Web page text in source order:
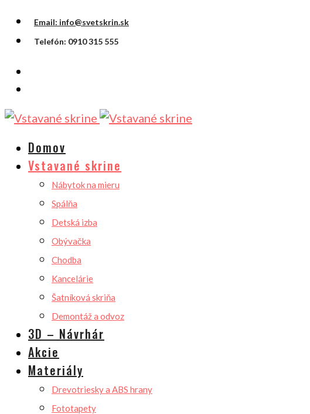
Email: info@svetskrin.sk
Telefón: 0910 315 555
Domov
Vstavané skrine
Nábytok na mieru
Spálňa
Detská izba
Obývačka
Chodba
Kancelárie
Šatníková skriňa
Demontáž a odvoz
3D – Návrhár
Akcie
Materiály
Drevotriesky a ABS hrany
Fototapety